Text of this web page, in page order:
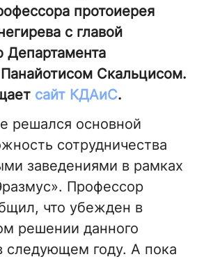
протоиерея
с главой
Департамента
Скальцисом.
сайт КДАиС.
решался основной
сотрудничества
заведениями в рамках
Профессор
что убежден в
решении данного
следующем году. А пока